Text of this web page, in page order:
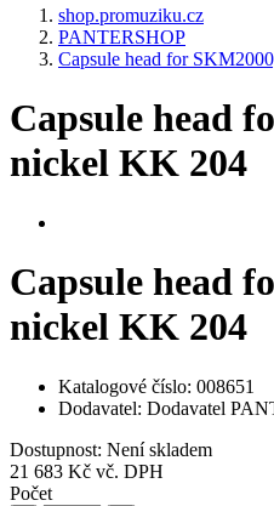
shop.promuziku.cz
PANTERSHOP
Capsule head for
Capsule head
nickel KK 204
Capsule head
nickel KK 204
Katalogové číslo: 008651
Dodavatel: Dodavatel
Dostupnost: Není skladem
21 683 Kč vč. DPH
Počet